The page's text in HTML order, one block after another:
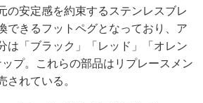
の安定感を約束するステンレスブレ
できるフットペグとなっており、ア
は「ブラック」「レッド」「オレン
プ。これらの部品はリプレースメン
されている。